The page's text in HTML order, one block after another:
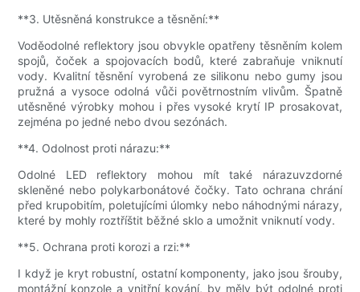
**3. Utěsněná konstrukce a těsnění:**
Voděodolné reflektory jsou obvykle opatřeny těsněním kolem
spojů, čoček a spojovacích bodů, které zabraňuje vniknutí
vody. Kvalitní těsnění vyrobená ze silikonu nebo gumy jsou
pružná a vysoce odolná vůči povětrnostním vlivům. Špatně
utěsněné výrobky mohou i přes vysoké krytí IP prosakovat,
zejména po jedné nebo dvou sezónách.
**4. Odolnost proti nárazu:**
Odolné LED reflektory mohou mít také nárazuvzdorné
skleněné nebo polykarbonátové čočky. Tato ochrana chrání
před krupobitím, poletujícími úlomky nebo náhodnými nárazy,
které by mohly roztříštit běžné sklo a umožnit vniknutí vody.
**5. Ochrana proti korozi a rzi:**
I když je kryt robustní, ostatní komponenty, jako jsou šrouby,
montážní konzole a vnitřní kování, by měly být odolné proti